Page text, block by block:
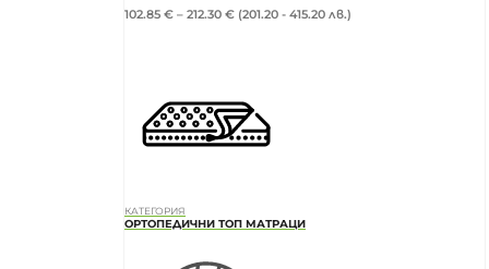
102.85 € – 212.30 € (201.20 - 415.20 лв.)
КАТЕГОРИЯ
ОРТОПЕДИЧНИ ТОП МАТРАЦИ